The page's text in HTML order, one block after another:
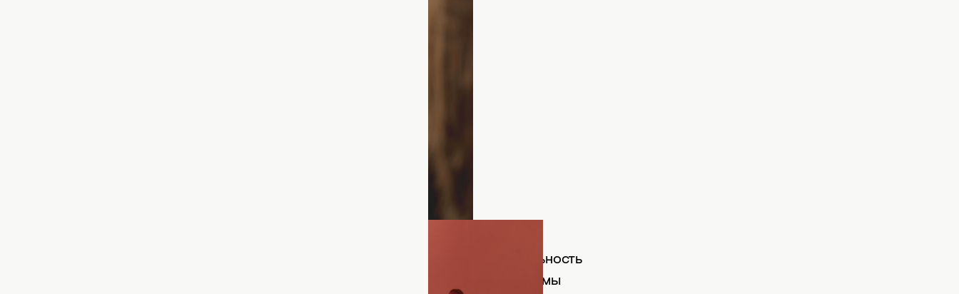
Контрастное сочетание белого и черного в коллекции отражает дуальность
жизни: светлые моменты радости и темные оттенки вызовов, которые мы